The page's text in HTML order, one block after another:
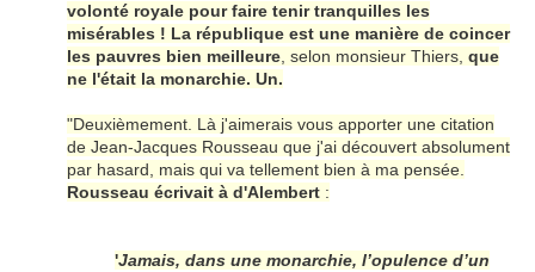
volonté royale pour faire tenir tranquilles les
misérables ! La république est une manière de coincer
les pauvres bien meilleure , selon monsieur Thiers, que
ne l'était la monarchie. Un.
"Deuxièmement. Là j'aimerais vous apporter une citation
de Jean-Jacques Rousseau que j'ai découvert absolument
par hasard, mais qui va tellement bien à ma pensée.
Rousseau écrivait à d'Alembert :
'Jamais, dans une monarchie, l’opulence d’un